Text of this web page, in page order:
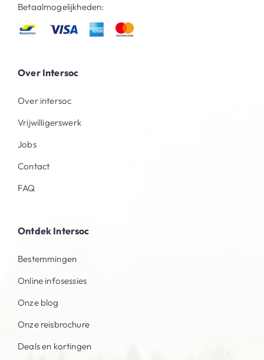
Betaalmogelijkheden:
Over Intersoc
Over intersoc
Vrijwilligerswerk
Jobs
Contact
FAQ
Ontdek Intersoc
Bestemmingen
Online infosessies
Onze blog
Onze reisbrochure
Deals en kortingen